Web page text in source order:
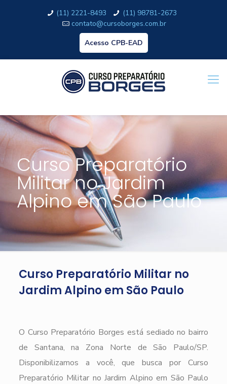
(11) 2221-8493
(11) 98781-2673
contato@cursoborges.com.br
Acesso CPB-EAD
Curso Preparatório
Militar no Jardim
Alpino em São Paulo
Curso Preparatório Militar no
Jardim Alpino em São Paulo
O Curso Preparatório Borges está sediado no bairro
de Santana, na Zona Norte de São Paulo/SP.
Disponibilizamos a você, que busca por Curso
Preparatório Militar no Jardim Alpino em São Paulo